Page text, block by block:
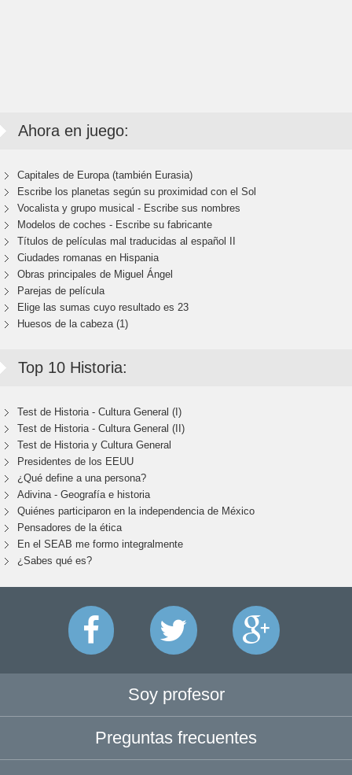
Ahora en juego:
Capitales de Europa (también Eurasia)
Escribe los planetas según su proximidad con el Sol
Vocalista y grupo musical - Escribe sus nombres
Modelos de coches - Escribe su fabricante
Títulos de películas mal traducidas al español II
Ciudades romanas en Hispania
Obras principales de Miguel Ángel
Parejas de película
Elige las sumas cuyo resultado es 23
Huesos de la cabeza (1)
Top 10 Historia:
Test de Historia - Cultura General (I)
Test de Historia - Cultura General (II)
Test de Historia y Cultura General
Presidentes de los EEUU
¿Qué define a una persona?
Adivina - Geografía e historia
Quiénes participaron en la independencia de México
Pensadores de la ética
En el SEAB me formo integralmente
¿Sabes qué es?
Soy profesor
Preguntas frecuentes